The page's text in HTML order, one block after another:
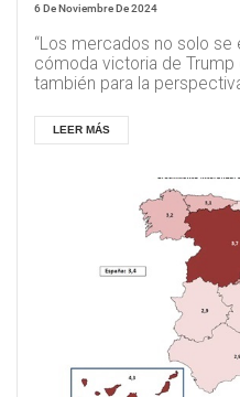
6 De Noviembre De 2024
“Los mercados no solo se
cómoda victoria de
también para la
LEER MÁS